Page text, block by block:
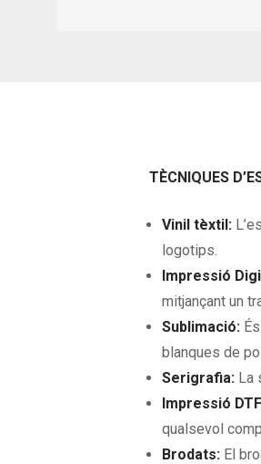
TÈCNIQUES
Vinil tèxtil:
logotips.
Impressió
mitjançant un
Sublimació:
blanques de
Serigrafia: La
Impressió
qualsevol
Brodats: El